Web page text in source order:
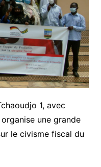
1, avec
une grande
le civisme fiscal du